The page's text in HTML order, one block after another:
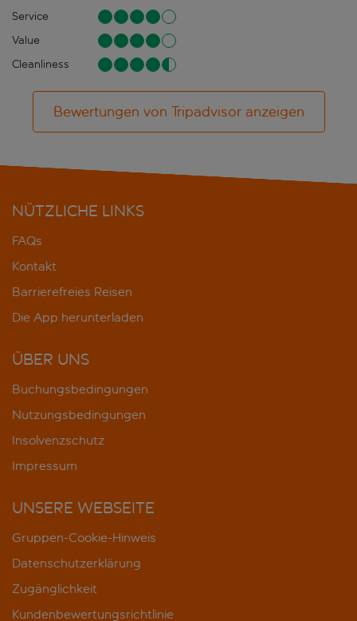
Service
Value
Cleanliness
Bewertungen von Tripadvisor anzeigen
NÜTZLICHE LINKS
FAQs
Kontakt
Barrierefreies Reisen
Die App herunterladen
ÜBER UNS
Buchungsbedingungen
Nutzungsbedingungen
Insolvenzschutz
Impressum
UNSERE WEBSEITE
Gruppen-Cookie-Hinweis
Datenschutzerklärung
Zugänglichkeit
Kundenbewertungsrichtlinie